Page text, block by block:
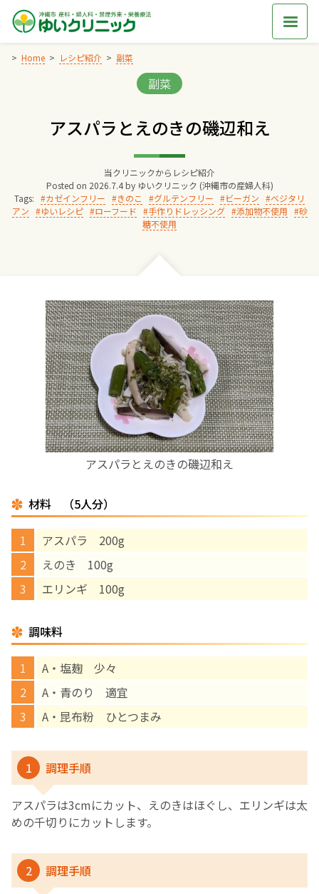
Skip
content
Home レシピ紹介 副菜
Categories:
副菜
アスパラとえのきの磯辺和え
当クリニックからレシピ紹介
Posted on 2026.7.4 by ゆいクリニック (沖縄市の産婦人科)
Tags:
カゼインフリー きのこ グルテンフリー ビーガン
ベジタリ
アン
ゆいレシピ ローフード 手作りドレッシング 添加物不使用
砂
糖不使用
アスパラとえのきの磯辺和え
材料 （5人分）
アスパラ 200g
えのき 100g
エリンギ 100g
調味料
A・塩麹 少々
A・青のり 適宜
A・昆布粉 ひとつまみ
1 調理手順
アスパラは3cmにカット、えのきはほぐし、エリンギは太
めの千切りにカットします。
2 調理手順
院長からのごあいさつ
ゆいクリニックの経営理念
診療料金
妊婦健診
お産について
親と子の結びつき支援
母乳育児
予防接種
‘さんルーム’ でさまざまな講座・クラス
遠方にお住まいで当院での出産を希望される方へ